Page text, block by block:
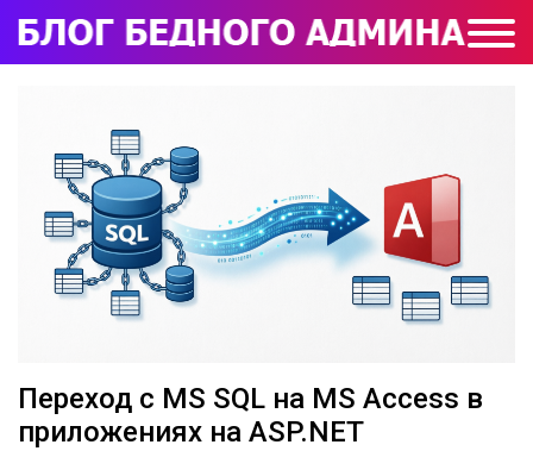
Переход с MS SQL на MS Access в
приложениях на ASP.NET